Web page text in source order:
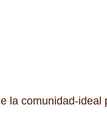
la comunidad-ideal